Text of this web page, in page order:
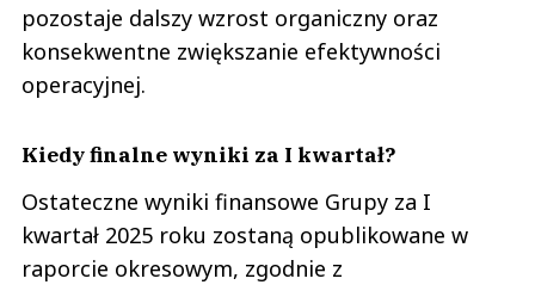
pozostaje dalszy wzrost organiczny oraz
konsekwentne zwiększanie efektywności
operacyjnej.
Kiedy finalne wyniki za I kwartał?
Ostateczne wyniki finansowe Grupy za I
kwartał 2025 roku zostaną opublikowane w
raporcie okresowym, zgodnie z